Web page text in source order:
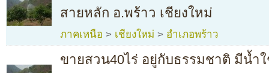
สายหลัก อ.พร้าว เชียงใหม่
ภาคเหนือ > เชียงใหม่ > อำเภอพร้าว
ขายสวน40ไร่ อยู่กับธรรมชาติ มีน้ำ